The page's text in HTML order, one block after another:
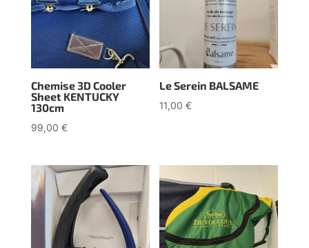
Chemise 3D Cooler
Sheet KENTUCKY
130cm
99,00 €
Le Serein BALSAME
11,00€